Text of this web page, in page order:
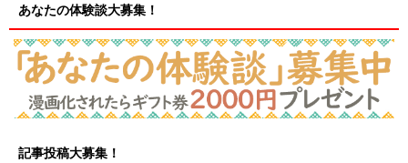
あなたの体験談大募集！
記事投稿大募集！